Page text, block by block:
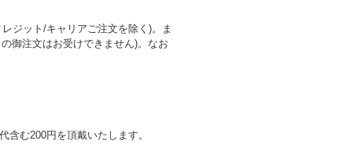
ジット/キャリアご注文を除く)。ま
御注文はお受けできません)。なお
む200円を頂戴いたします。